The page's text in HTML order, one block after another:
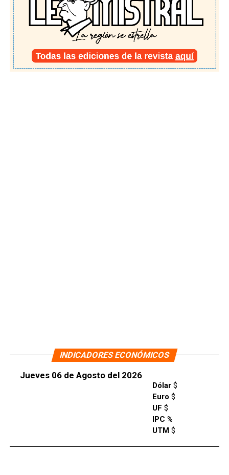
INDICADORES ECONÓMICOS
Jueves 06 de Agosto del 2026
Dólar$
Euro $
UF $
IPC %
UTM$